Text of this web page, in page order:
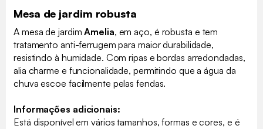
Mesa de jardim robusta
A mesa de jardimAmelia, em aço, é robusta e tem
tratamento anti-ferrugem para maior durabilidade,
resistindo à humidade. Com ripas e bordas arredondadas,
alia charme e funcionalidade, permitindo que a água da
chuva escoe facilmente pelas fendas.
Informações adicionais:
Está disponível em vários tamanhos, formas e cores, e é